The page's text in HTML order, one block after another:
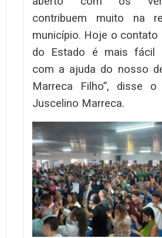
contribuem muito na
município. Hoje o contato
do Estado é mais fácil
com a ajuda do nosso
Marreca Filho”, disse
Juscelino Marreca.